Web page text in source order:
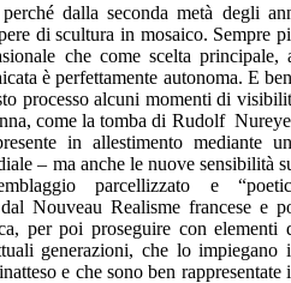
dalla seconda metà degli
di scultura in mosaico. Sempre
che come scelta principale,
è perfettamente autonoma. E
processo alcuni momenti di
come la tomba di Rudolf
in allestimento mediante
– ma anche le nuove sensibilità
parcellizzato e
Nouveau Realisme francese e
per poi proseguire con elementi
generazioni, che lo impiegano
e che sono ben rappresentate